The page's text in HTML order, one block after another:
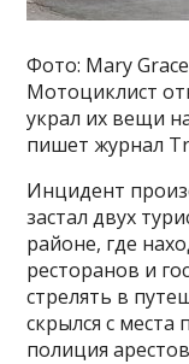
Фото: Mary
Мотоциклист
украл их вещи
пишет журнал
Инцидент
застал двух
районе, где
ресторанов и
стрелять в
скрылся с места
полиция